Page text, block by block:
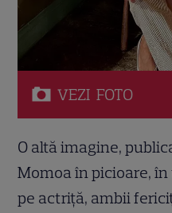
VEZI FOTO
O altă imagine,
Momoa în picioare,
pe actriță, ambii